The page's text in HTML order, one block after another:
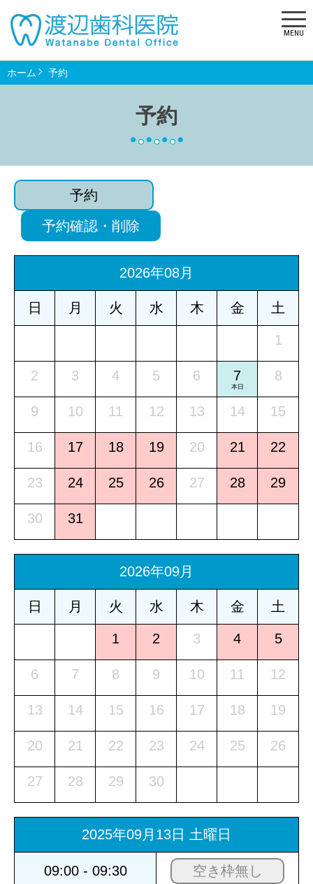
MENU
予約
ホーム 予約
予約
予約確認・削除
2026年08月
日 月 火 水 木 金 土
1
2 3 4 5 6 7
本日
8
9 10 11 12 13 14 15
16 17 18 19 20 21 22
23 24 25 26 27 28 29
30 31
2026年09月
日 月 火 水 木 金 土
1 2 3 4 5
6 7 8 9 10 11 12
13 14 15 16 17 18 19
20 21 22 23 24 25 26
27 28 29 30
2025年09月13日 土曜日
09:00 - 09:30 空き枠無し